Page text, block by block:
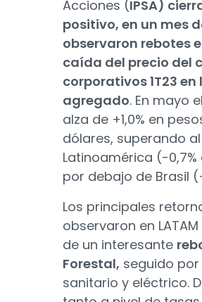
Acciones (IPSA)
positivo, en un mes
observaron rebotes
caída del precio del
corporativos 1T23
agregado. En mayo
alza de +1,0% en
dólares, superando al
Latinoamérica (-
por debajo de Brasil
Los principales
observaron en
de un interesante
Forestal, seguido
sanitario y eléctrico.